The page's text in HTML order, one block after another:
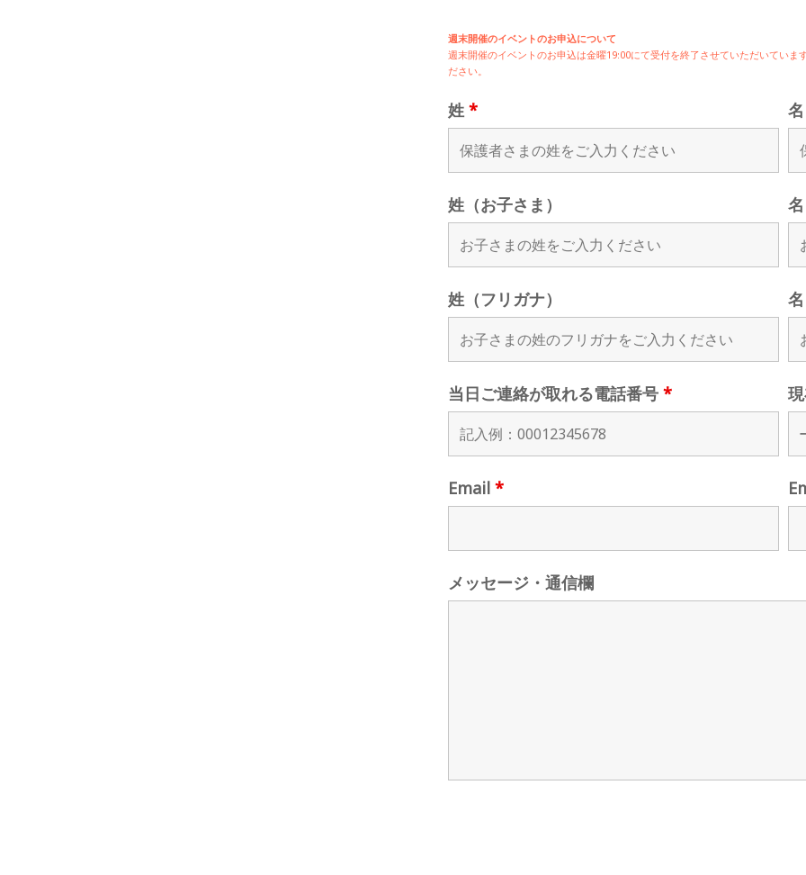
週末開催のイベントのお申込について
週末開催のイベントのお申込は金曜19:00にて受付を終了させていただいていま
ださい。
姓 *
姓（お子さま）
姓（フリガナ）
当日ご連絡が取れる電話番号 *
Email *
メッセージ・通信欄